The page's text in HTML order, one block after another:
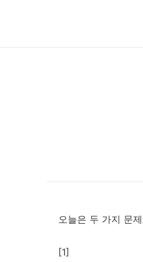
오늘은 두 가지 문
[1]